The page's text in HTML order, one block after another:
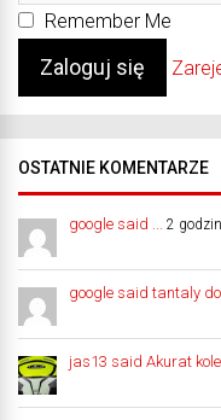
Remember Me
OSTATNIE KOMENTARZE
google said ... 2
google said tantaly
jas13 said Akurat